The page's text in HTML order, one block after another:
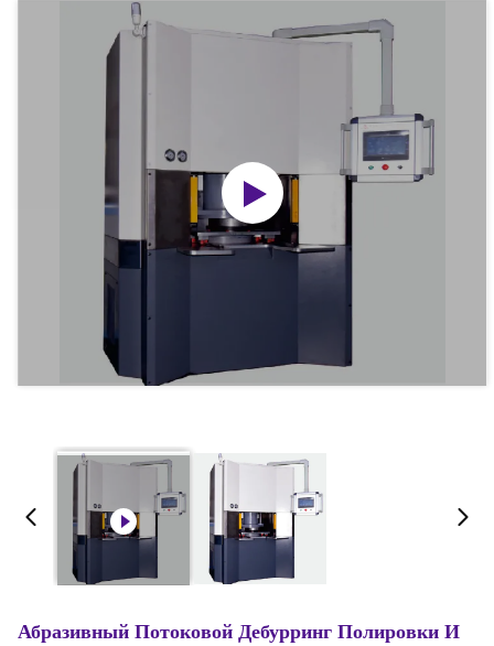
Абразивный Потоковой Дебурринг Полировки И